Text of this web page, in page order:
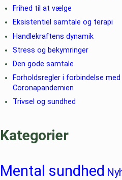
Frihed til at vælge
Eksistentiel samtale og terapi
Handlekraftens dynamik
Stress og bekymringer
Den gode samtale
Forholdsregler i forbindelse med
Coronapandemien
Trivsel og sundhed
Kategorier
Mental sundhed